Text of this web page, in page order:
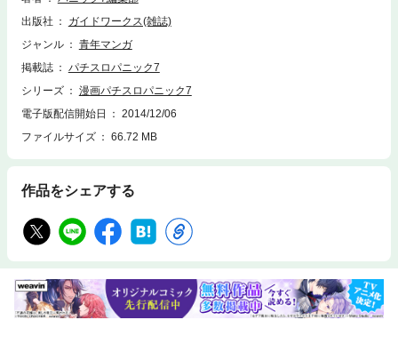
出版社
ガイドワークス(雑誌)
ジャンル
青年マンガ
掲載誌
パチスロパニック7
シリーズ
漫画パチスロパニック7
電子版配信開始日
2014/12/06
ファイルサイズ
66.72 MB
作品をシェアする